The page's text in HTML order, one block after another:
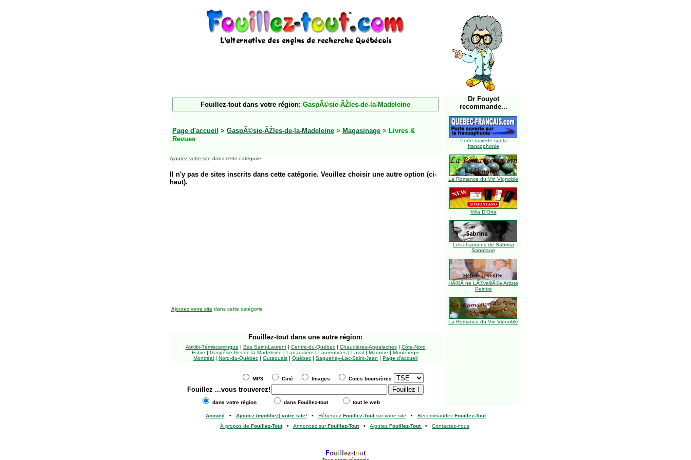
Fouillez-tout dans votre région: GaspÃ©sie-ÃŽles-de-la-Madeleine
Page d'accueil > GaspÃ©sie-ÃŽles-de-la-Madeleine > Magasinage > Livres &
Revues
Ajoutez votre site dans cette catégorie
Il n'y pas de sites inscrits dans cette catégorie. Veuillez choisir une autre option (ci-
haut).
Dr Fouyot
recommande...
Porte ouverte sur la
francophonie
La Romance du Vin Vignoble
Villa D'Orta
Les chansons de Sabrina
Sabotage
HÃ©lÃ¨ne LÃ©veillÃ©e Artiste
Peintre
La Romance du Vin Vignoble
Ajoutez votre site dans cette catégorie
Fouillez-tout dans une autre région:
Abitibi-Témiscamingue | Bas Saint-Laurent| Centre-du-Québec| Chaudières-Appalaches| Côte-Nord
Estrie | Gaspésie-Îles-de-la-Madeleine | Lanaudière | Laurentides| Laval| Mauricie | Montérégie
Montréal | Nord-du-Québec | Outaouais | Québec | Saguenay-Lac-Saint-Jean | Page d'accueil
MP3 Ciné Images Cotes boursières
Fouillez ...vous trouverez!
dans votre région dans Fouillez-tout tout le web
Accueil • Ajoutez (modifiez) votre site!• Hébergez Fouillez-Toutsur votre site • Recommandez Fouillez-Tout
À propos de Fouillez-Tout• Annoncez surFouillez-Tout• Ajoutez Fouillez-Tout • Contactez-nous
Foui ez-tout